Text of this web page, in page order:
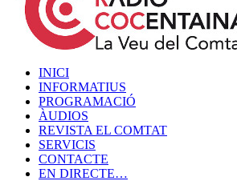
INICI
INFORMATIUS
PROGRAMACIÓ
ÀUDIOS
REVISTA EL COMTAT
SERVICIS
CONTACTE
EN DIRECTE…